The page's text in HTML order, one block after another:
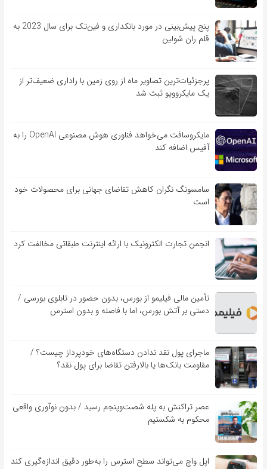
پنج پیش‌بینی در مورد بانکداری و فین‌تک برای سال 2023 به
قلم ران شولین
پرجزئیات‌ترین تصاویر ماه از روی زمین با راداری ضعیف‌تر از
یک مایکروویو ثبت شد
مایکروسافت می‌خواهد فناوری هوش مصنوعی OpenAI را به
آفیس اضافه کند
سامسونگ نگران کاهش تقاضای جهانی برای محصولات خود
است
انجمن تجارت الکترونیک با ارائه اینترنت طبقاتی مخالفت کرد
تأمین مالی فیلیمو از بورس، بدون حضور در تابلوی بورسی /
دستی بر آتش بورس، اما با فاصله و بدون استرس
ماجرای پول نقد ندادن دستگاه‌های خودپرداز چیست؟ /
مقاومت بانک‌ها یا بالارفتن تقاضا برای پول نقد؟
عصر تراکنش به پله شصت‌وپنجم رسید / بدون نوآوری واقعی
محکوم به شکستیم
اپل واچ می‌تواند سطح استرس را به‌طور دقیق اندازه‌گیری کند